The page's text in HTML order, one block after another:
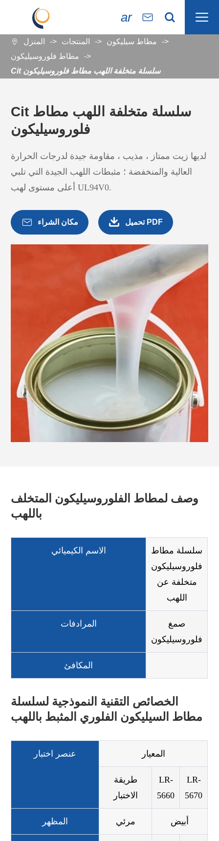
ar   
 المنزل المنتجات
مطاط سيليكون
مطاط فلوروسيليكون
Cit سلسلة متخلفة اللهب مطاط فلوروسيليكون
Cit سلسلة متخلفة اللهب مطاط
فلوروسيليكون
لديها زيت ممتاز ، مذيب ، مقاومة جيدة لدرجات الحرارة
العالية والمنخفضة ؛ مثبطات اللهب الجيدة التي تلبي
أعلى مستوى لهب UL94V0.
 مكان الشراء  تحميل PDF
وصف لمطاط الفلوروسيليكون المتخلف
باللهب
الاسم الكيميائي
سلسلة مطاط
فلوروسيليكون
متخلفة عن
اللهب
المرادفات
صمغ
فلوروسيليكون
المكافئ
الخصائص التقنية النموذجية لسلسلة
مطاط السيليكون الفلوري المثبط باللهب
عنصر اختبار المعيار
طريقة
الاختبار
LR-
5660
LR-
5670
المظهر مرئي أبيض